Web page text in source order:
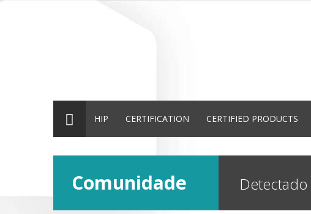
HIP CERTIFICATION CERTIFIED PRODUCTS
Comunidade